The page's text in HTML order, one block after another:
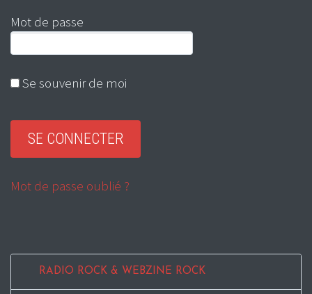
Mot de passe
Se souvenir de moi
Mot de passe oublié ?
RADIO ROCK & WEBZINE ROCK